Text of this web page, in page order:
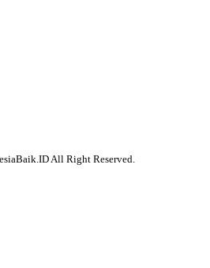
All Right Reserved.